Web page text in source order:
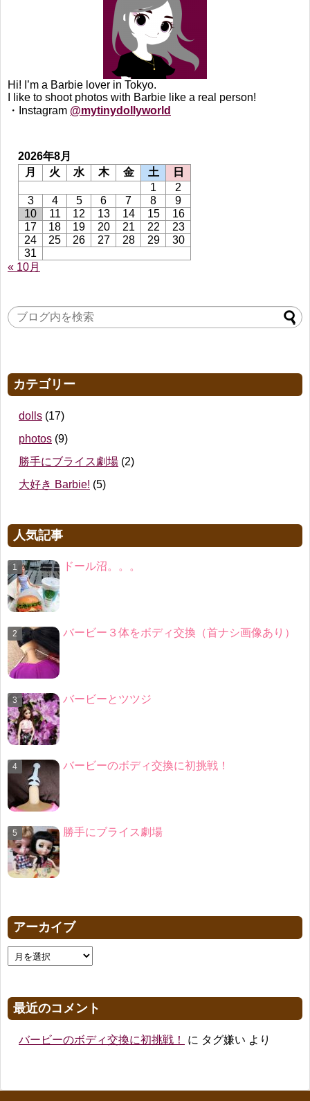
Hi! I’m a Barbie lover in Tokyo.
I like to shoot photos with Barbie like a real person!
・Instagram @mytinydollyworld
2026年8月
月
火 水 木 金 土
日
1
2
3
4 5 6 7 8
9
10
11 12 13 14 15
16
17
18 19 20 21 22
23
24
25 26 27 28 29
30
31
« 10月
カテゴリー
dolls (17)
photos (9)
勝手にブライス劇場 (2)
大好き Barbie! (5)
人気記事
ドール沼。。。
バービー３体をボディ交換（首ナシ画像あり）
バービーとツツジ
バービーのボディ交換に初挑戦！
勝手にブライス劇場
アーカイブ
最近のコメント
バービーのボディ交換に初挑戦！ に タグ嫌い より